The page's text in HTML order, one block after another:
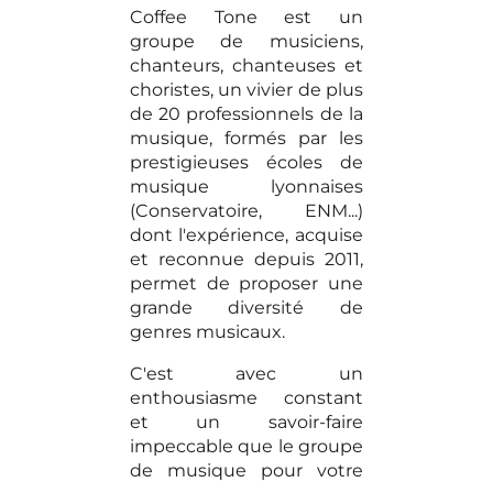
Coffee Tone est un
groupe de musiciens,
chanteurs, chanteuses et
choristes, un vivier de plus
de 20 professionnels de la
musique, formés par les
prestigieuses écoles de
musique lyonnaises
(Conservatoire, ENM...)
dont l'expérience, acquise
et reconnue depuis 2011,
permet de proposer une
grande diversité de
genres musicaux.
C'est avec un
enthousiasme constant
et un savoir-faire
impeccable que le groupe
de musique pour votre